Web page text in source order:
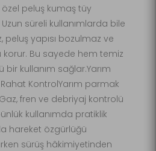
özel peluş kumaş tüy
süreli kullanımlarda bile
yapısı bozulmaz ve
Bu sayede hem temiz
kullanım sağlar.Yarım
KontrolYarım parmak
fren ve debriyaj kontrolü
kullanımda pratiklik
hareket özgürlüğü
sürüş hâkimiyetinden